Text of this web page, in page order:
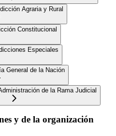
Agraria y Rural
Constitucional
Especiales
General de la Nación
de la Rama Judicial
y de la organización